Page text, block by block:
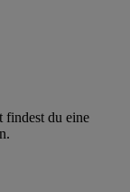
findest du eine